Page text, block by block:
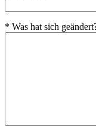
* Was hat sich